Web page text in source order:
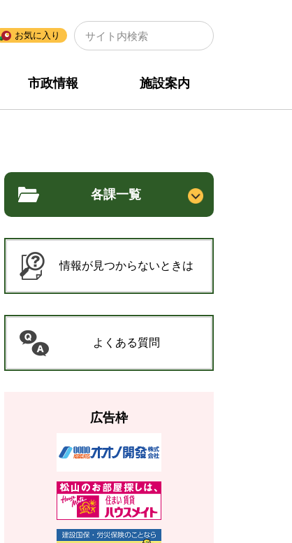
お気に入り
市政情報 施設案内
各課一覧
情報が見つからないときは
よくある質問
広告枠